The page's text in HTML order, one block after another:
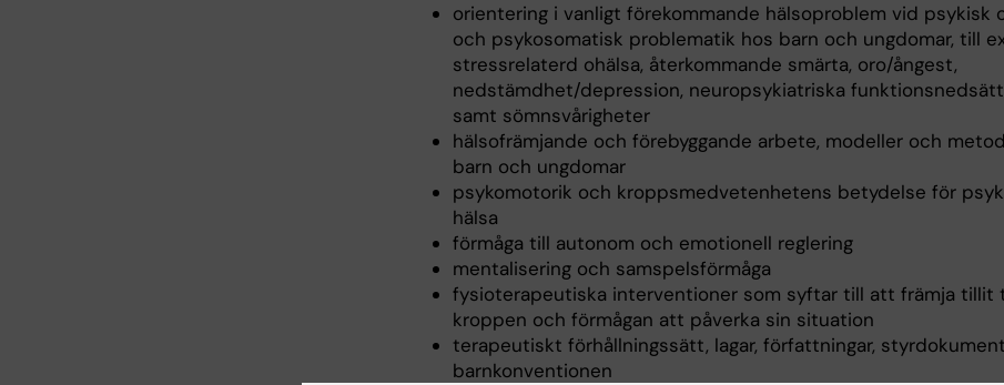
orientering i vanligt förekommande hälsoproblem vid psykisk
och psykosomatisk problematik hos barn och ungdomar, till
stressrelaterd ohälsa, återkommande smärta, oro/ångest,
nedstämdhet/depression, neuropsykiatriska
samt sömnsvårigheter
hälsofrämjande och förebyggande arbete, modeller och
barn och ungdomar
psykomotorik och kroppsmedvetenhetens betydelse för
hälsa
förmåga till autonom och emotionell reglering
mentalisering och samspelsförmåga
fysioterapeutiska interventioner som syftar till att främja tillit
kroppen och förmågan att påverka sin situation
terapeutiskt förhållningssätt, lagar, författningar,
barnkonventionen